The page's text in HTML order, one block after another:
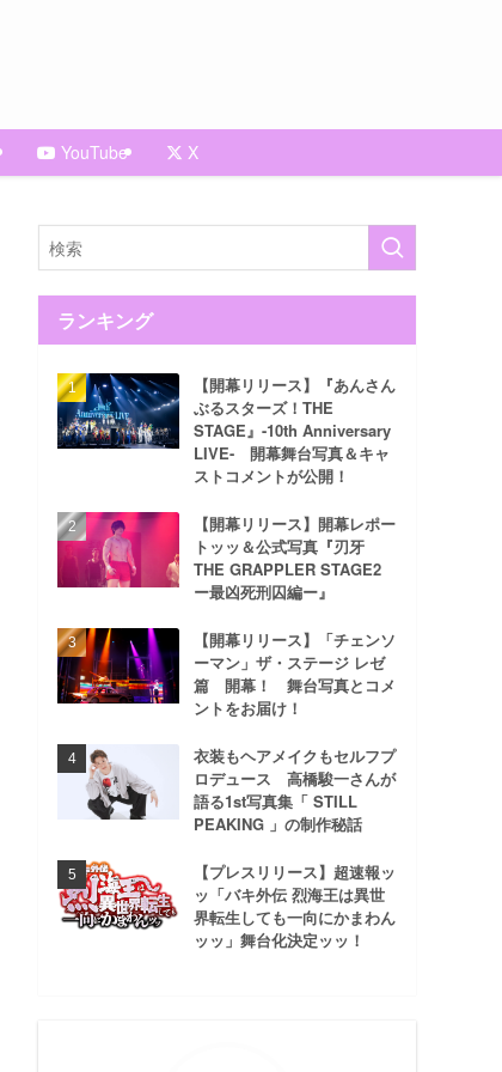
YouTube X
ランキング
【開幕リリース】『あんさん
ぶるスターズ！THE
STAGE』-10th Anniversary
LIVE- 開幕舞台写真＆キャ
ストコメントが公開！
【開幕リリース】開幕レポー
トッッ＆公式写真『刃牙
THE GRAPPLER STAGE2
ー最凶死刑囚編ー』
【開幕リリース】「チェンソ
ーマン」ザ・ステージ レゼ
篇 開幕！ 舞台写真とコメ
ントをお届け！
衣装もヘアメイクもセルフプ
ロデュース 高橋駿一さんが
語る1st写真集「 STILL
PEAKING 」の制作秘話
【プレスリリース】超速報ッ
ッ「バキ外伝 烈海王は異世
界転生しても一向にかまわん
ッッ」舞台化決定ッッ！